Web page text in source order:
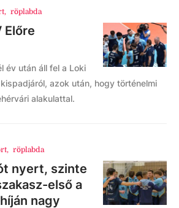
, röplabda
Előre
év után áll fel a Loki
azok után, hogy történelmi
alakulattal.
, röplabda
nyert, szinte
első a
nagy